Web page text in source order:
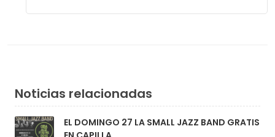
Noticias relacionadas
EL DOMINGO 27 LA SMALL JAZZ BAND GRATIS